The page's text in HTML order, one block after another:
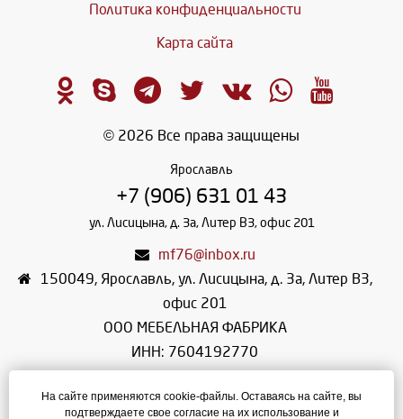
Политика конфиденциальности
Карта сайта
© 2026 Все права защищены
Ярославль
+7 (906) 631 01 43
ул. Лисицына, д. 3а, Литер В3, офис 201
mf76@inbox.ru
150049, Ярославль, ул. Лисицына, д. 3а, Литер В3,
офис 201
ООО МЕБЕЛЬНАЯ ФАБРИКА
ИНН: 7604192770
ОГРН: 1107604018983
На сайте применяются cookie-файлы. Оставаясь на сайте, вы
подтверждаете свое согласие на их использование и